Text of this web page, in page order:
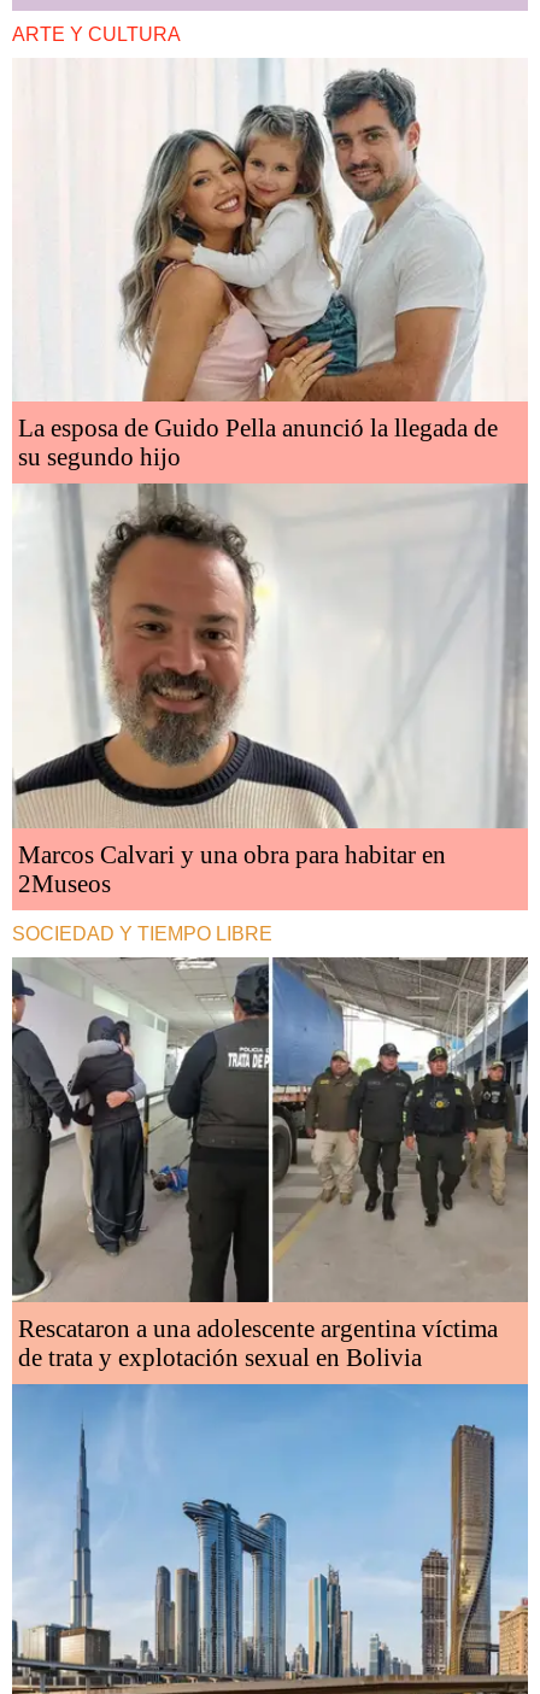
ARTE Y CULTURA
La esposa de Guido Pella anunció la llegada de
su segundo hijo
Marcos Calvari y una obra para habitar en
2Museos
SOCIEDAD Y TIEMPO LIBRE
Rescataron a una adolescente argentina víctima
de trata y explotación sexual en Bolivia